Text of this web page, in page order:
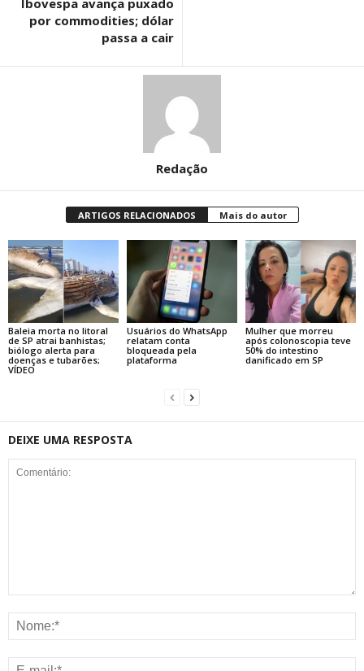
Ibovespa avança puxado
por commodities; dólar
passa a cair
Redação
ARTIGOS RELACIONADOS Mais do autor
Baleia morta no litoral
de SP atrai banhistas;
biólogo alerta para
doenças e tubarões;
VÍDEO
Usuários do WhatsApp
relatam conta
bloqueada pela
plataforma
Mulher que morreu
após colonoscopia teve
50% do intestino
danificado em SP
DEIXE UMA RESPOSTA